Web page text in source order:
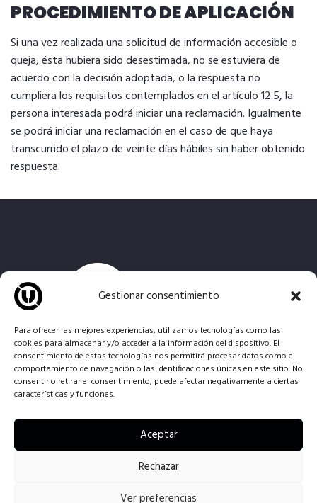
Gestionar consentimiento
Para ofrecer las mejores experiencias, utilizamos tecnologías como las
cookies para almacenar y/o acceder a la información del dispositivo. El
consentimiento de estas tecnologías nos permitirá procesar datos como el
comportamiento de navegación o las identificaciones únicas en este sitio. No
consentir o retirar el consentimiento, puede afectar negativamente a ciertas
características y funciones.
Aceptar
Rechazar
Ver preferencias
PROCEDIMIENTO DE APLICACIÓN
Si una vez realizada una solicitud de información accesible o
queja, ésta hubiera sido desestimada, no se estuviera de
acuerdo con la decisión adoptada, o la respuesta no
cumpliera los requisitos contemplados en el artículo 12.5, la
persona interesada podrá iniciar una reclamación. Igualmente
se podrá iniciar una reclamación en el caso de que haya
transcurrido el plazo de veinte días hábiles sin haber obtenido
respuesta.
Brindamos un entorno para el desarrollo y la creación
musical, poniendo a tu disposiciónlocales de
ensayo
yestudio de grabación
equipados.
Ensayos la universal © All Rights Reserved - 2026. Todos los derechos